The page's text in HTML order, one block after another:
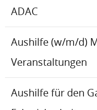
ADAC
Aushilfe (w/m/d)
Veranstaltungen
Aushilfe für den